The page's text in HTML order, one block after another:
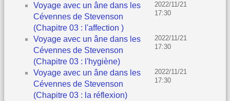
Voyage avec un âne dans les
Cévennes de Stevenson
(Chapitre 03 : l'affection )
2022/11/21
17:30
Voyage avec un âne dans les
Cévennes de Stevenson
(Chapitre 03 : l'hygiène)
2022/11/21
17:30
Voyage avec un âne dans les
Cévennes de Stevenson
(Chapitre 03 : la réflexion)
2022/11/21
17:30